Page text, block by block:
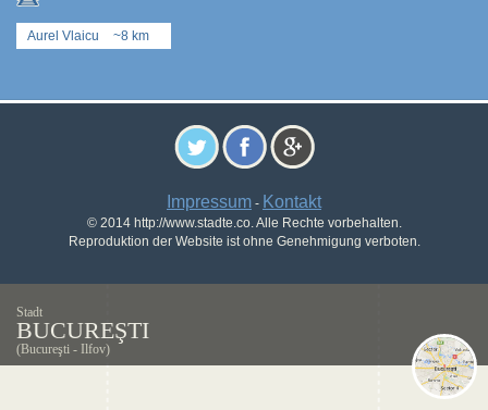
Aurel Vlaicu ~8 km
Impressum - Kontakt
© 2014 http://www.stadte.co. Alle Rechte vorbehalten.
Reproduktion der Website ist ohne Genehmigung verboten.
Stadt
BUCUREŞTI
(Bucureşti - Ilfov)